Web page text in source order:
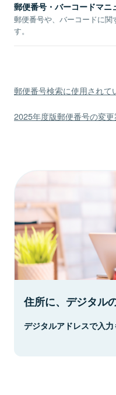
郵便番号・バーコードマニ
郵便番号や、バーコードに関
す。
郵便番号検索に使用されて
2025年度版郵便番号の変更
住所に、デジタル
デジタルアドレスで入力